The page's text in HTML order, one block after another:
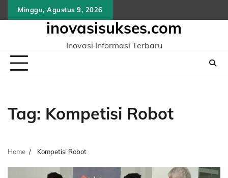
to
Minggu, Agustus 9, 2026
inovasisukses.com
Inovasi Informasi Terbaru
Tag: Kompetisi Robot
Home Kompetisi Robot